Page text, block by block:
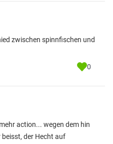
zwischen spinnfischen und
0
action... wegen dem hin
beisst, der Hecht auf